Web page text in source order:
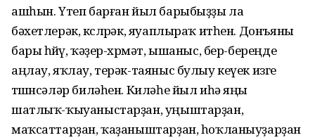
ашһын. Үтеп барған йыл барыбыҙҙы ла
бәхетлерәк, көслөрәк, яуаплыраҡ итһен. Донъяны
бары һөйөү, ҡәҙер-хөрмәт, ышаныс, бер-береңде
аңлау, яҡлау, терәк-таяныс булыу кеүек изге
төшөнсәләр биләһен. Киләһе йыл иһә яңы
шатлыҡ-ҡыуаныстарҙан, уңыштарҙан,
маҡсаттарҙан, ҡаҙаныштарҙан, һоҡланыуҙарҙан